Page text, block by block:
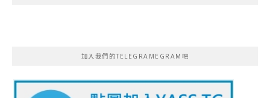
加入我們的TELEGRAMEGRAM吧